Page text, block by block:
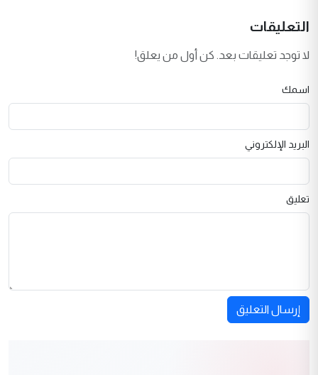
التعليقات
لا توجد تعليقات بعد. كن أول من يعلق!
اسمك
البريد الإلكتروني
تعليق
إرسال التعليق